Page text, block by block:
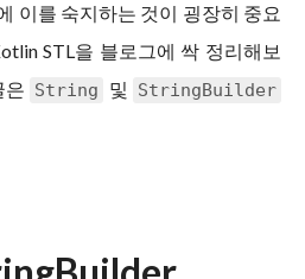
이를 숙지하는 것이 굉장히 중요
STL을 블로그에 싹 정리해보
은 String 및 StringBuilder